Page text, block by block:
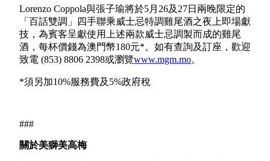
Lorenzo Coppola與張子瑜將於5月26及27日兩晚限定的
「百話雙調」四手聯乘威士忌特調雞尾酒之夜上即場獻
技，為賓客呈獻使用上述兩款威士忌調製而成的雞尾
酒，每杯價錢為澳門幣180元*。如有查詢及訂座，歡迎
致電 (853) 8806 2398或瀏覽www.mgm.mo。
*須另加10%服務費及5%政府稅
###
關於美獅美高梅